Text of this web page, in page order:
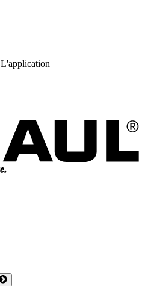
L'application